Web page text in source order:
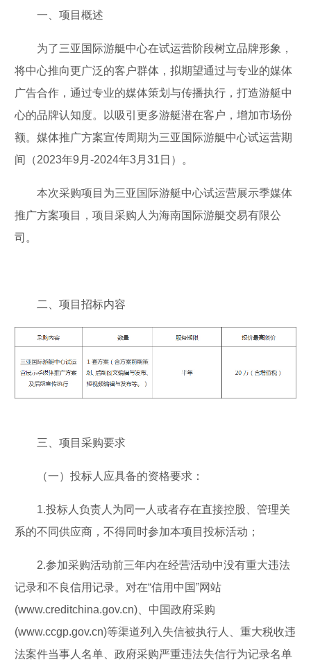
一、项目概述
为了三亚国际游艇中心在试运营阶段树立品牌形象，
将中心推向更广泛的客户群体，拟期望通过与专业的媒体
广告合作，通过专业的媒体策划与传播执行，打造游艇中
心的品牌认知度。以吸引更多游艇潜在客户，增加市场份
额。媒体推广方案宣传周期为三亚国际游艇中心试运营期
间（2023年9月-2024年3月31日）。
本次采购项目为三亚国际游艇中心试运营展示季媒体
推广方案项目，项目采购人为海南国际游艇交易有限公
司。
二、项目招标内容
三、项目采购要求
（一）投标人应具备的资格要求：
1.投标人负责人为同一人或者存在直接控股、管理关
系的不同供应商，不得同时参加本项目投标活动；
2.参加采购活动前三年内在经营活动中没有重大违法
记录和不良信用记录。对在“信用中国”网站
(www.creditchina.gov.cn)、中国政府采购
(www.ccgp.gov.cn)等渠道列入失信被执行人、重大税收违
法案件当事人名单、政府采购严重违法失信行为记录名单